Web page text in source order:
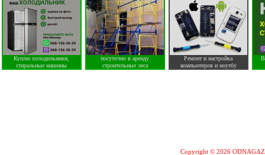
Куплю холодильники,
стиральные машины
посуточно в аренду
строительные леса
Ремонт и настройка
компьютеров и ноутбу
Copyright © 2026